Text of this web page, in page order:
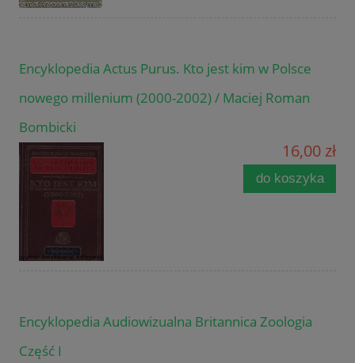
Encyklopedia Actus Purus. Kto jest kim w Polsce
nowego millenium (2000-2002) / Maciej Roman
Bombicki
16,00 zł
do koszyka
Encyklopedia Audiowizualna Britannica Zoologia
Część I